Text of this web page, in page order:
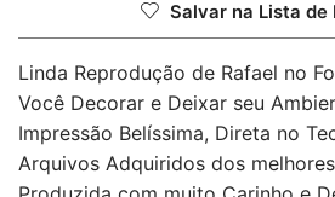
Salvar na Lista de
Linda Reprodução de Rafael no
Você Decorar e Deixar seu
Impressão Belíssima, Direta no
Arquivos Adquiridos dos